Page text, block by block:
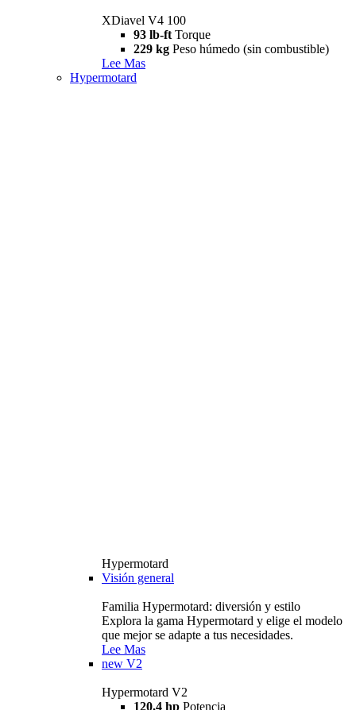
XDiavel V4 100
93 lb-ft Torque
229 kg Peso húmedo (sin combustible)
Lee Mas
Hypermotard
Hypermotard
Visión general
Familia Hypermotard: diversión y estilo
Explora la gama Hypermotard y elige el modelo
que mejor se adapte a tus necesidades.
Lee Mas
new V2
Hypermotard V2
120,4 hp Potencia